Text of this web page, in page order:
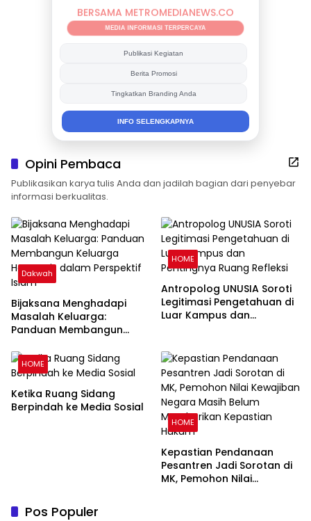
BERSAMA METROMEDIANEWS.CO
MEDIA INFORMASI TERPERCAYA
Publikasi Kegiatan
Berita Promosi
Tingkatkan Branding Anda
INFO SELENGKAPNYA
Opini Pembaca
Publikasikan karya tulis Anda dan jadilah bagian dari penyebar
informasi berkualitas.
Dakwah
Bijaksana Menghadapi
Masalah Keluarga:
Panduan Membangun
Perspektif Islam
HOME
Antropolog UNUSIA Soroti
Legitimasi Pengetahuan di
Luar Kampus dan
HOME
Ketika Ruang Sidang
Berpindah ke Media Sosial
HOME
Kepastian Pendanaan
Pesantren Jadi Sorotan di
MK, Pemohon Nilai
Pos Populer